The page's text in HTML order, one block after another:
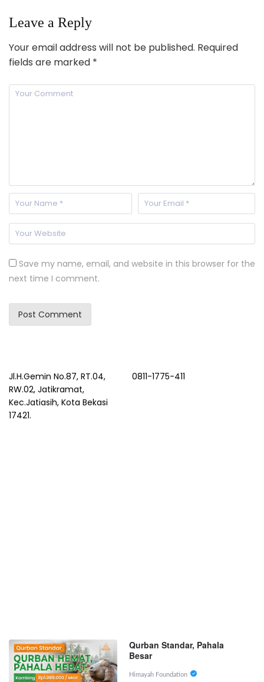
Leave a Reply
Your email address will not be published. Required
fields are marked *
Save my name, email, and website in this browser for the
next time I comment.
Jl.H.Gemin No.87, RT.04,
RW.02, Jatikramat,
Kec.Jatiasih, Kota Bekasi
17421.
0811-1775-411
Qurban Standar, Pahala
Besar
Himayah Foundation